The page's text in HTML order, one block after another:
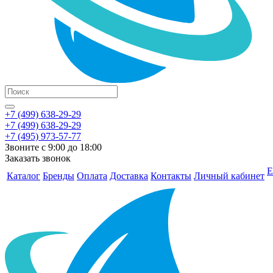
+7 (499) 638-29-29
+7 (499) 638-29-29
+7 (495) 973-57-77
Звоните с 9:00 до 18:00
Заказать звонок
Каталог Бренды Оплата Доставка Контакты Личный кабинет